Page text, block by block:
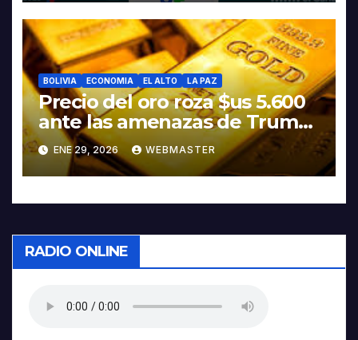
BOLIVIA ECONOMIA EL ALTO LA PAZ
Precio del oro roza $us 5.600
ante las amenazas de Trump
contra Irán
ENE 29, 2026 WEBMASTER
RADIO ONLINE